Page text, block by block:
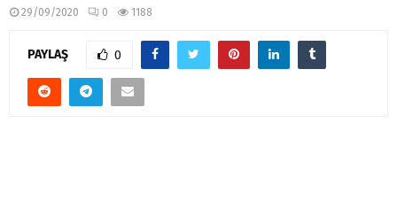
29/09/2020 0 1188
PAYLAŞ 0